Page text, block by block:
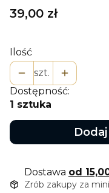
Cena
39,00 zł
Ilość
szt.
Dostępność:
1 sztuka
Dostawa od
Zrób zakupy za